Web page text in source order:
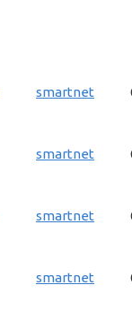
smartnet
smartnet
smartnet
smartnet